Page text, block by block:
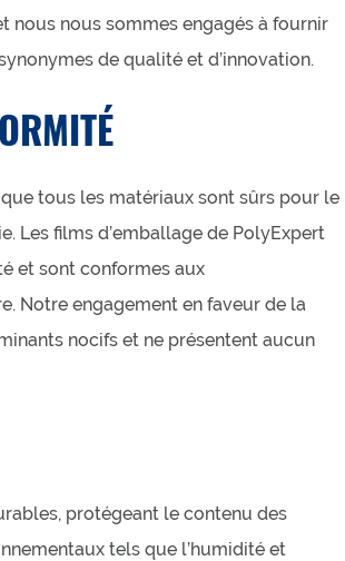
nous nous sommes engagés à fournir
de qualité et d’innovation.
tous les matériaux sont sûrs pour le
Les films d’emballage de PolyExpert
et sont conformes aux
Notre engagement en faveur de la
nocifs et ne présentent aucun
protégeant le contenu des
tels que l’humidité et